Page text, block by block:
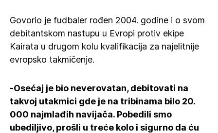
Govorio je fudbaler rođen 2004. godine i o svom
debitantskom nastupu u Evropi protiv ekipe
Kairata u drugom kolu kvalifikacija za najelitnije
evropsko takmičenje.
-Osećaj je bio neverovatan, debitovati na
takvoj utakmici gde je na tribinama bilo 20.
000 najmlađih navijača. Pobedili smo
ubediljivo, prošli u treće kolo i sigurno da ću